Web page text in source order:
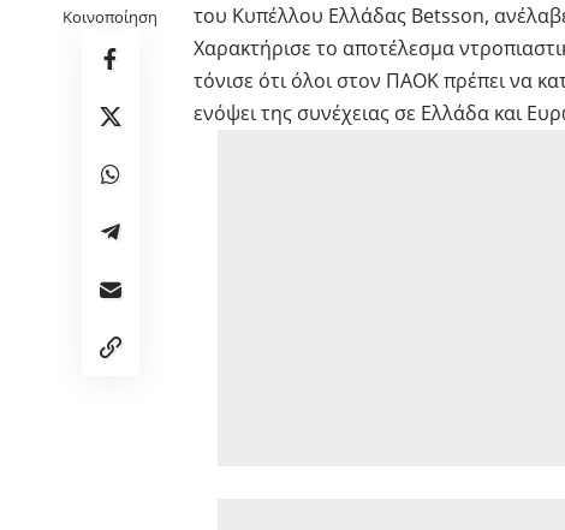
Κοινοποίηση
του Κυπέλλου Ελλάδας Betsson,
Χαρακτήρισε το αποτέλεσμα
τόνισε ότι όλοι στον ΠΑΟΚ πρέπει να
ενόψει της συνέχειας σε Ελλάδα και